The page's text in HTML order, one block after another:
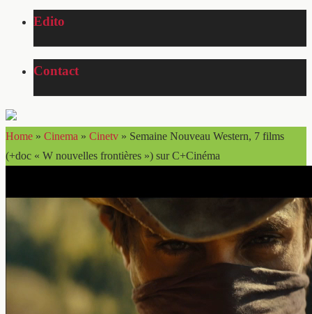
Edito
Contact
Home » Cinema » Cinetv » Semaine Nouveau Western, 7 films
(+doc « W nouvelles frontières ») sur C+Cinéma